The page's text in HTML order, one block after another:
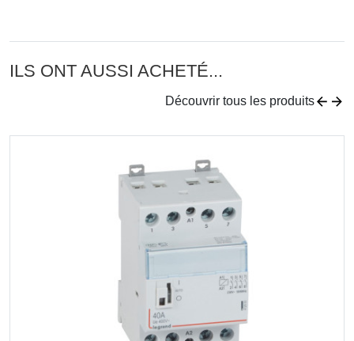
ILS ONT AUSSI ACHETÉ...
Découvrir tous les produits